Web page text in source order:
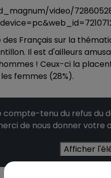
video/
Français sur la
Il est d'ailleurs
! Ceux-ci la
femmes (28%).
tenu du refus du
de nous donner votre
Afficher